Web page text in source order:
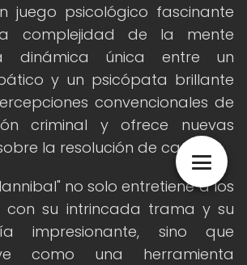
juego psicológico fascinante
complejidad de la mente
dinámica única entre un
y un psicópata brillante
convencionales de
criminal y ofrece nuevas
la resolución de casos.
no solo entretiene a los
con su intrincada trama y su
impresionante, sino que
como una herramienta